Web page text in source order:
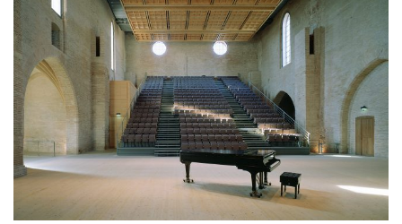
culture équipement